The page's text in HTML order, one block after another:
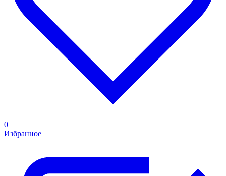
0
Избранное